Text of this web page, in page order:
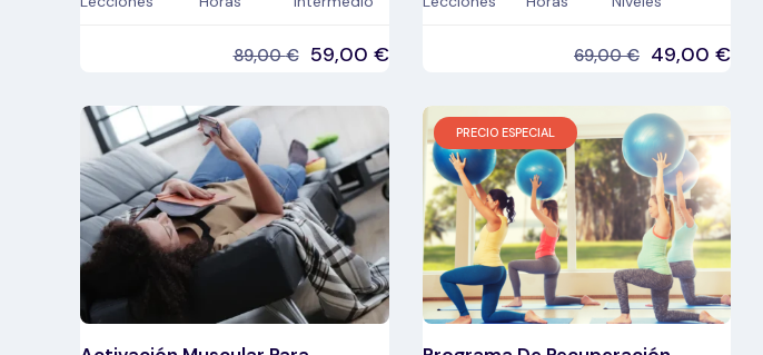
89,00€ 59,00 € 69,00€ 49,00 €
PRECIO ESPECIAL